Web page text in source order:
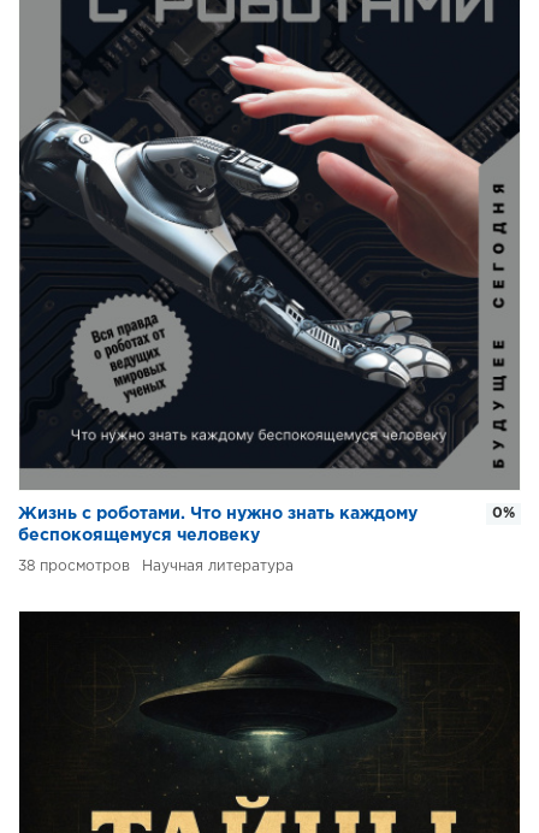
Жизнь с роботами. Что нужно знать каждому
беспокоящемуся человеку
38 Научная литература
0%